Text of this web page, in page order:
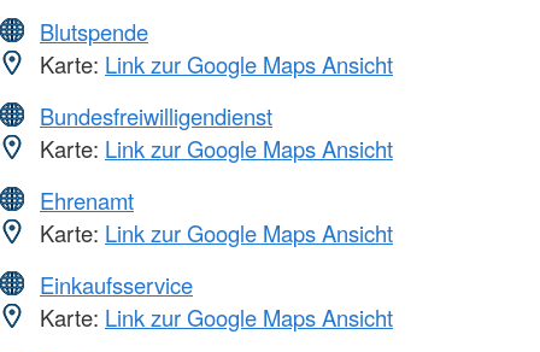
Blutspende
Karte: Link zur Google Maps Ansicht
Bundesfreiwilligendienst
Karte: Link zur Google Maps Ansicht
Ehrenamt
Karte: Link zur Google Maps Ansicht
Einkaufsservice
Karte: Link zur Google Maps Ansicht